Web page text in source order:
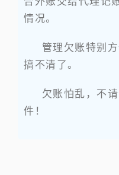
情况。
管理欠账特别
搞不清了。
欠账怕乱，不
件！